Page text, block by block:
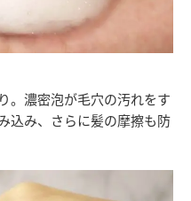
。濃密泡が毛穴の汚れをす
込み、さらに髪の摩擦も防